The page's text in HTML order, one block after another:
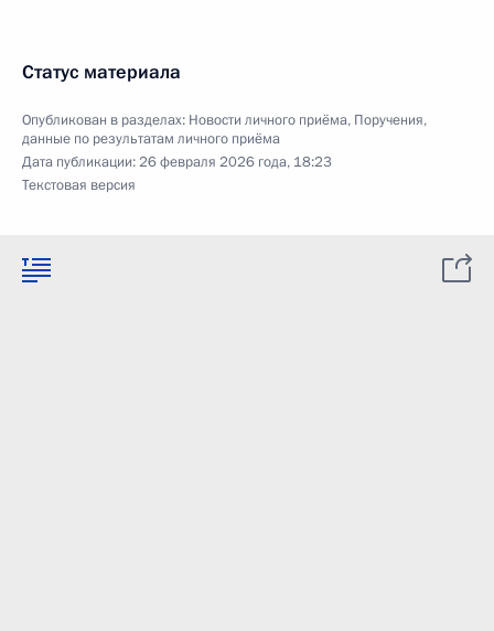
Статус материала
Опубликован в разделах: Новости личного приёма, Поручения,
данные по результатам личного приёма
Дата публикации:26 февраля 2026 года, 18:23
Текстовая версия